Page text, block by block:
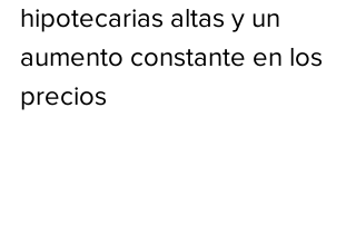
hipotecarias altas y un
aumento constante en los
precios